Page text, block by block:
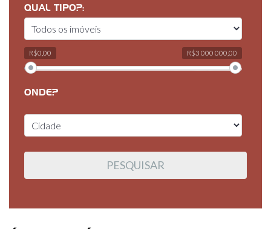
QUAL TIPO?:
R$0,00 R$3 000 000,00
ONDE?